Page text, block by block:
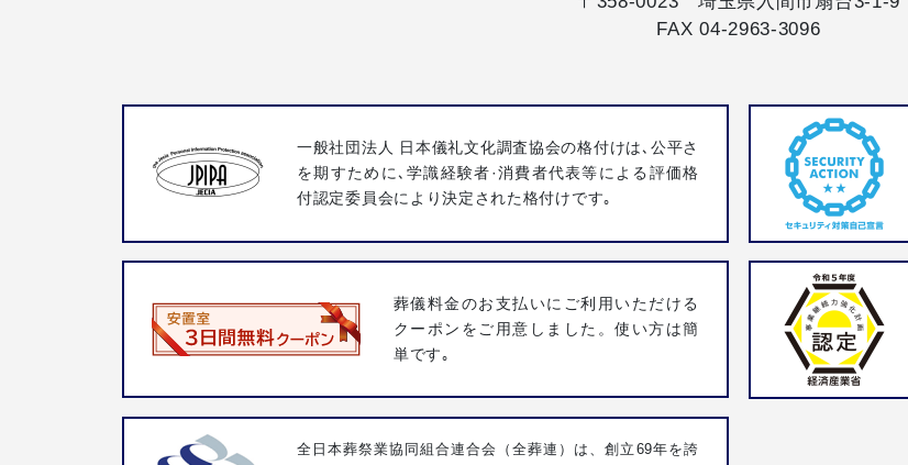
FAX 04-2963-3096
一般社団法人 日本儀礼文化調査協会の格付けは､公平さ
を期すために､学識経験者·消費者代表等による評価格
付認定委員会により決定された格付けです｡
葬儀料金のお支払いにご利用いただける
クーポンをご用意しました。使い方は簡
単です｡
全日本葬祭業協同組合連合会（全葬連）は、創立69年を誇